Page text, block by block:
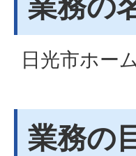
日光市ホー
業務の